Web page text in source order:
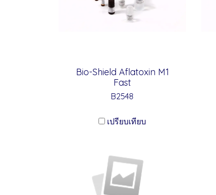
Bio-Shield Aflatoxin M1
Fast
B2548
เปรียบเทียบ